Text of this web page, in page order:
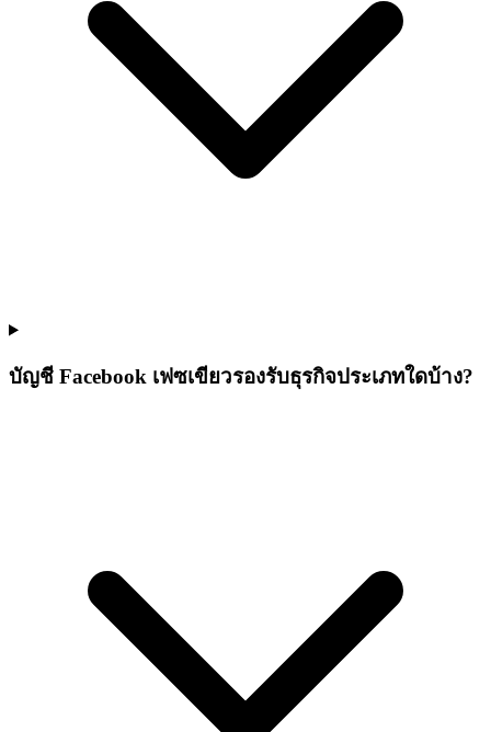
บัญชี Facebook เฟซเขียวรองรับธุรกิจประเภทใดบ้าง?